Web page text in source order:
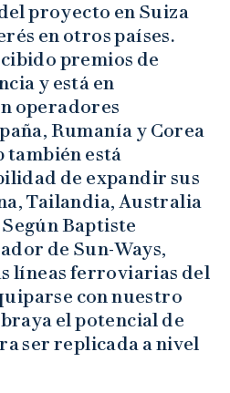
proyecto en Suiza
en otros países.
premios de
y está en
operadores
Rumanía y Corea
también está
de expandir sus
Tailandia, Australia
Baptiste
de Sun-Ways,
líneas ferroviarias del
con nuestro
el potencial de
ser replicada a nivel